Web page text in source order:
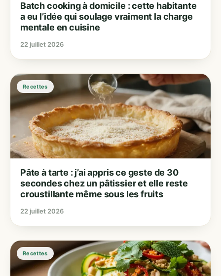
Batch cooking à domicile : cette habitante
a eu l’idée qui soulage vraiment la charge
mentale en cuisine
22 juillet 2026
Recettes
Pâte à tarte : j’ai appris ce geste de 30
secondes chez un pâtissier et elle reste
croustillante même sous les fruits
22 juillet 2026
Recettes